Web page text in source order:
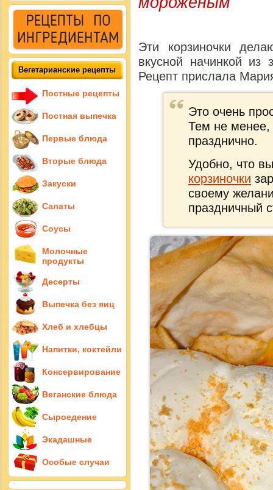
Эти корзиночки
вкусной начинкой из
Рецепт прислала
Это очень
Тем не менее,
празднично.
Удобно, что
корзиночки
своему
праздничный
Вегетарианские рецепты
Постные рецепты
Постная выпечка
Первые блюда
Вторые блюда
Закуски
Салаты
Соусы
Молочные
продукты
Десерты
Выпечка без яиц
Хлеб и хлебцы
Напитки, коктейли
Консервирование
Веганские блюда
Сыроедение
Экадашные
Особые случаи